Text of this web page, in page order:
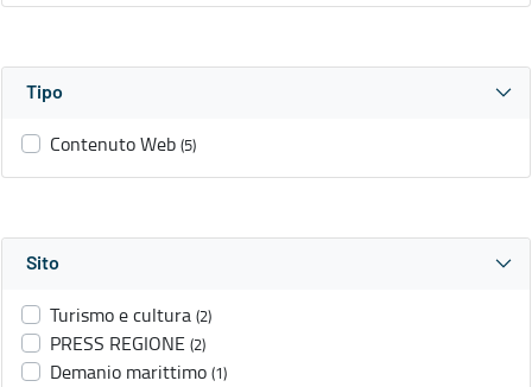
Tipo
Contenuto Web (5)
Sito
Turismo e cultura (2)
PRESS REGIONE (2)
Demanio marittimo (1)